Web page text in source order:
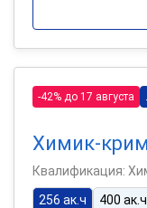
-42% до 17 августа
Химик-
Квалификация:
256 ак.ч
400 ак.ч